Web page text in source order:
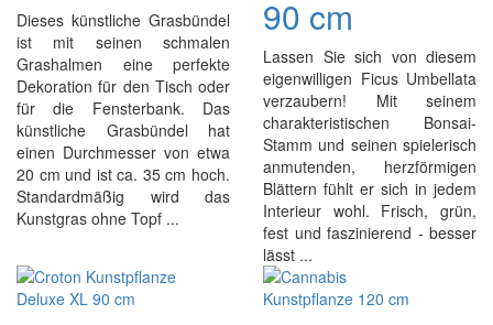
Dieses künstliche Grasbündel
ist mit seinen schmalen
Grashalmen eine perfekte
Dekoration für den Tisch oder
für die Fensterbank. Das
künstliche Grasbündel hat
einen Durchmesser von etwa
20 cm und ist ca. 35 cm hoch.
Standardmäßig wird das
Kunstgras ohne Topf ...
90 cm
Lassen Sie sich von diesem
eigenwilligen Ficus Umbellata
verzaubern! Mit seinem
charakteristischen Bonsai-
Stamm und seinen spielerisch
anmutenden, herzförmigen
Blättern fühlt er sich in jedem
Interieur wohl. Frisch, grün,
fest und faszinierend - besser
lässt ...